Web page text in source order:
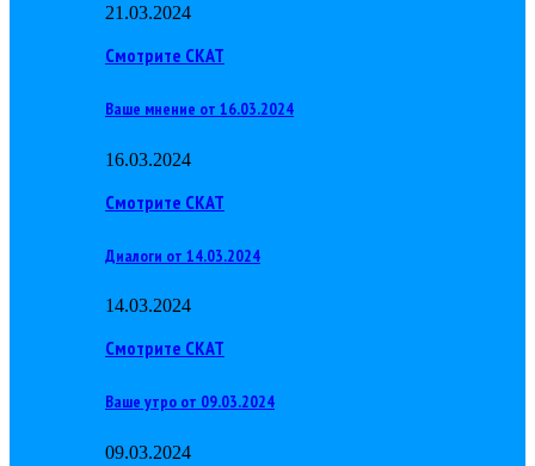
21.03.2024
Смотрите СКАТ
Ваше мнение от 16.03.2024
16.03.2024
Смотрите СКАТ
Диалоги от 14.03.2024
14.03.2024
Смотрите СКАТ
Ваше утро от 09.03.2024
09.03.2024